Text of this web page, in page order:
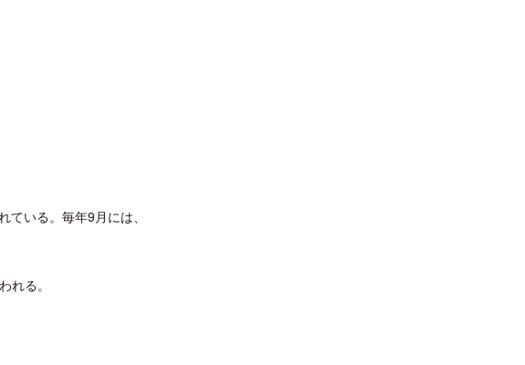
いる。毎年9月には、
れる。